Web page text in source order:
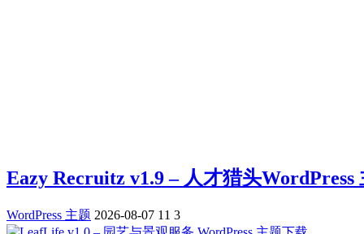
Eazy Recruitz v1.9 – 人才猎头WordPress
WordPress 主题 2026-08-07 11 3